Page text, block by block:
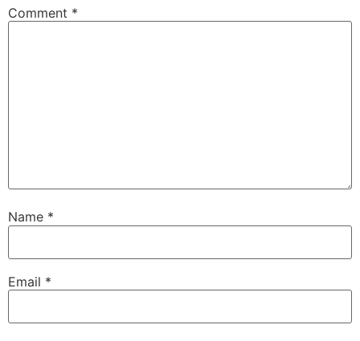
Comment *
Name *
Email *